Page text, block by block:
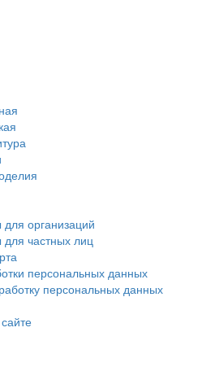
организаций
частных лиц
персональных данных
персональных данных